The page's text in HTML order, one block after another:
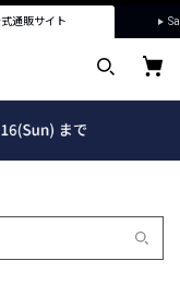
通販サイト